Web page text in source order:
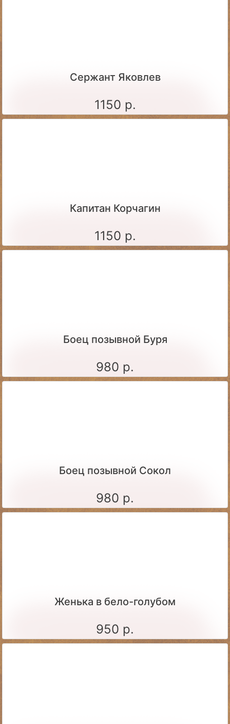
Сержант Яковлев
1150 р.
Капитан Корчагин
1150 р.
Боец позывной Буря
980 р.
Боец позывной Сокол
980 р.
Женька в бело-голубом
950 р.